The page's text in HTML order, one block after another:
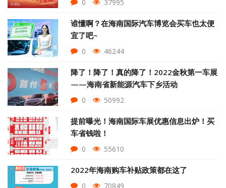
0 37995
谁懂啊？在海南国际汽车博览会买车也太便
宜了吧~
0 46244
降了！降了！真的降了！2022金秋第一车展
——海南省新能源汽车下乡活动
0 50992
提前曝光！海南国际车展优惠信息出炉！买
车省钱啦！
0 55610
2022年海南购车补贴政策都在这了
0 70849